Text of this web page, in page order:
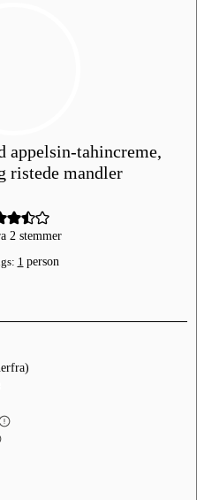
appelsin-tahincreme,
ristede mandler
2 stemmer
1 person